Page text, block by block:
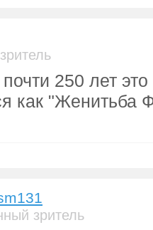
250 лет
как "Женитьба
зритель